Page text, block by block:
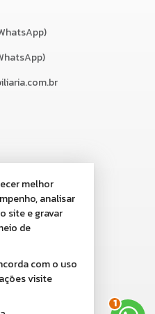
1
melhor
analisar
site e gravar
de
com o uso
visite